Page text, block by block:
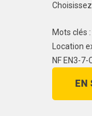
Mots clés
Location
NF EN3-7-
EN